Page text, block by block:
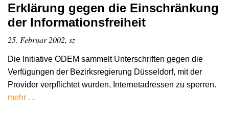
Erklärung gegen die Einschränkung
der Informationsfreiheit
25. Februar 2002, sz
Die Initiative ODEM sammelt Unterschriften gegen die
Verfügungen der Bezirksregierung Düsseldorf, mit der
Provider verpflichtet wurden, Internetadressen zu sperren.
mehr …